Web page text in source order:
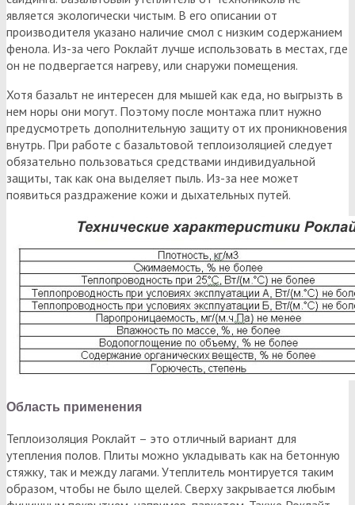
является экологически чистым. В его описании от
производителя указано наличие смол с низким содержанием
фенола. Из-за чего Роклайт лучше использовать в местах, где
он не подвергается нагреву, или снаружи помещения.
Хотя базальт не интересен для мышей как еда, но выгрызть в
нем норы они могут. Поэтому после монтажа плит нужно
предусмотреть дополнительную защиту от их проникновения
внутрь. При работе с базальтовой теплоизоляцией следует
обязательно пользоваться средствами индивидуальной
защиты, так как она выделяет пыль. Из-за нее может
появиться раздражение кожи и дыхательных путей.
Область применения
Теплоизоляция Роклайт – это отличный вариант для
утепления полов. Плиты можно укладывать как на бетонную
стяжку, так и между лагами. Утеплитель монтируется таким
образом, чтобы не было щелей. Сверху закрывается любым